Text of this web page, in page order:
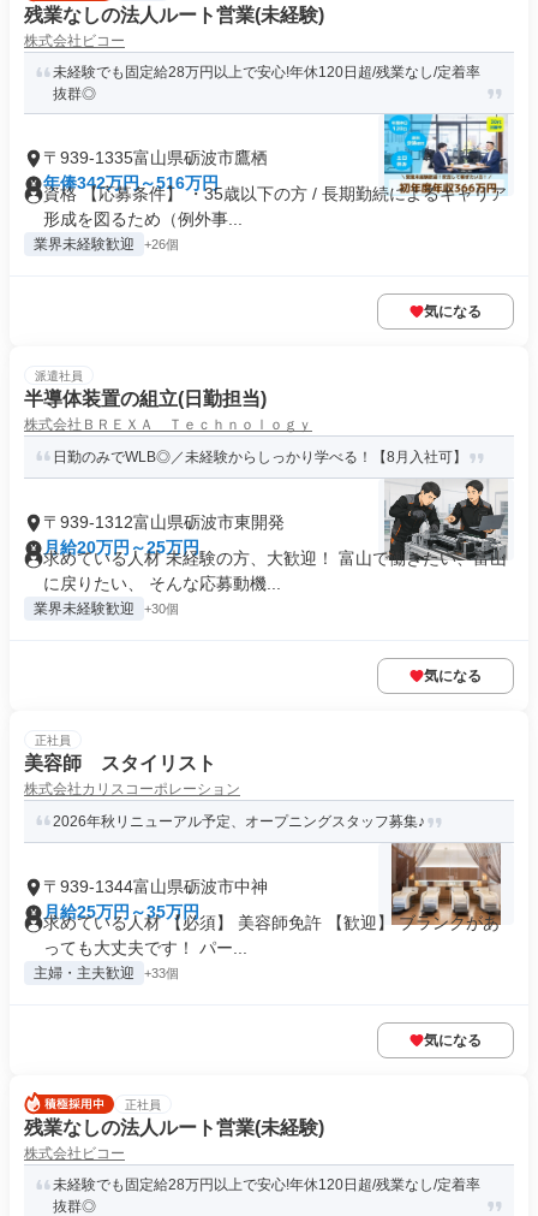
残業なしの法人ルート営業(未経験)
株式会社ビコー
未経験でも固定給28万円以上で安心!年休120日超/残業なし/定着率
抜群◎
〒939-1335富山県砺波市鷹栖
年俸342万円～516万円
資格 【応募条件】 ・35歳以下の方 / 長期勤続によるキャリア
形成を図るため（例外事...
業界未経験歓迎 +26個
気になる
派遣社員
半導体装置の組立(日勤担当)
株式会社ＢＲＥＸＡ Ｔｅｃｈｎｏｌｏｇｙ
日勤のみでWLB◎／未経験からしっかり学べる！【8月入社可】
〒939-1312富山県砺波市東開発
月給20万円～25万円
求めている人材 未経験の方、大歓迎！ 富山で働きたい、富山
に戻りたい、 そんな応募動機...
業界未経験歓迎 +30個
気になる
正社員
美容師 スタイリスト
株式会社カリスコーポレーション
2026年秋リニューアル予定、オープニングスタッフ募集♪
〒939-1344富山県砺波市中神
月給25万円～35万円
求めている人材 【必須】 美容師免許 【歓迎】 ブランクがあ
っても大丈夫です！ パー...
主婦・主夫歓迎 +33個
気になる
正社員
残業なしの法人ルート営業(未経験)
株式会社ビコー
未経験でも固定給28万円以上で安心!年休120日超/残業なし/定着率
抜群◎